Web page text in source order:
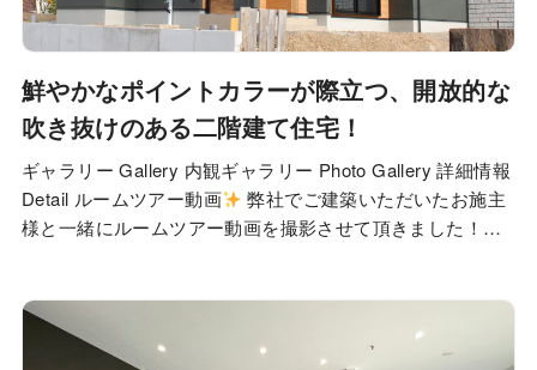
鮮やかなポイントカラーが際立つ、開放的な
吹き抜けのある二階建て住宅！
ギャラリー Gallery 内観ギャラリー Photo Gallery 詳細情報
Detail ルームツアー動画
弊社でご建築いただいたお施主
様と一緒にルームツアー動画を撮影させて頂きました！こ
たちが建築しました Staff